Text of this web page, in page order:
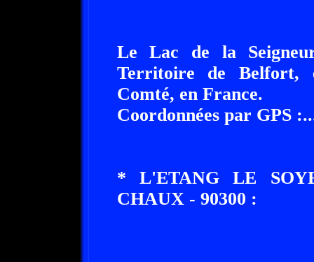
Le Lac de la
Territoire de Belfort,
Comté, en France.
Coordonnées par GPS
* L'ETANG LE
CHAUX - 90300 :